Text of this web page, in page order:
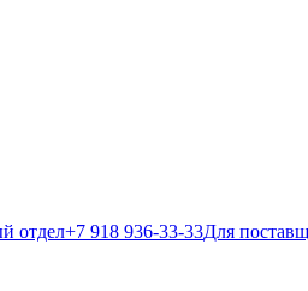
отдел+7 918 936-33-33Для